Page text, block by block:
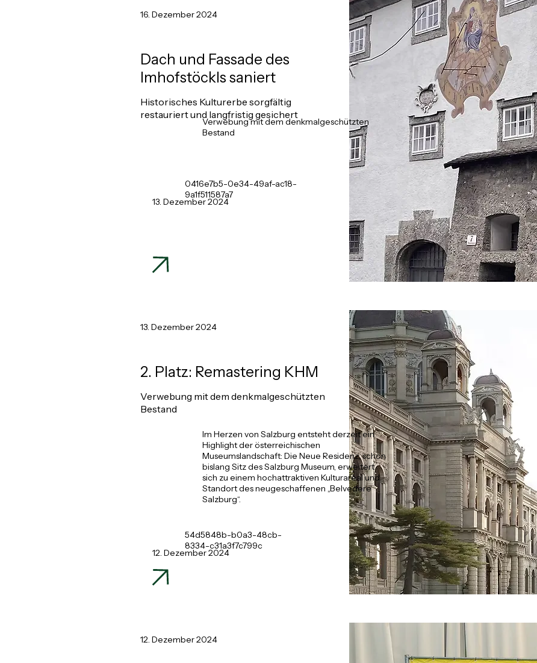
16. Dezember 2024
Dach und Fassade des
Imhofstöckls saniert
Historisches Kulturerbe sorgfältig
restauriert und langfristig gesichert
Verwebung mit dem denkmalgeschützten
Bestand
13. Dezember 2024
0416e7b5-0e34-49af-ac18-
9a1f511587a7
13. Dezember 2024
2. Platz: Remastering KHM
Verwebung mit dem denkmalgeschützten
Bestand
Im Herzen von Salzburg entsteht derzeit ein
Highlight der österreichischen
Museumslandschaft: Die Neue Residenz, schon
bislang Sitz des Salzburg Museum, erweitert
sich zu einem hochattraktiven Kulturareal und
Standort des neugeschaffenen „Belvedere
Salzburg“.
12. Dezember 2024
54d5848b-b0a3-48cb-
8334-c31a3f7c799c
12. Dezember 2024